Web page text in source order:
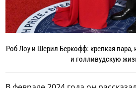
Роб Лоу и Шерил Беркофф: крепкая пара,
и голливудскую